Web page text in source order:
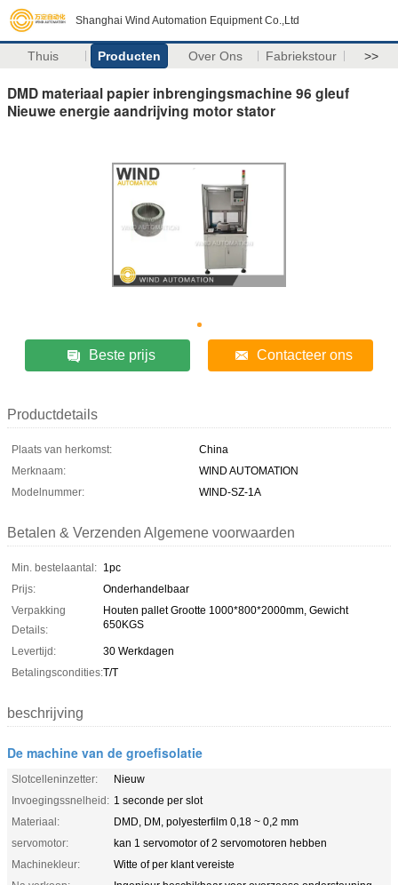
Shanghai Wind Automation Equipment Co.,Ltd
Thuis Producten Over Ons Fabriekstour >>
DMD materiaal papier inbrengingsmachine 96 gleuf
Nieuwe energie aandrijving motor stator
Beste prijs Contacteer ons
Productdetails
Plaats van herkomst:
China
Merknaam:
WIND AUTOMATION
Modelnummer:
WIND-SZ-1A
Betalen & Verzenden Algemene voorwaarden
Min. bestelaantal: 1pc
Prijs:
Onderhandelbaar
Verpakking
Details:
Houten pallet Grootte 1000*800*2000mm, Gewicht
650KGS
Levertijd:
30 Werkdagen
Betalingscondities:T/T
beschrijving
De machine van de groefisolatie
Slotcelleninzetter:
Nieuw
Invoegingssnelheid: 1 seconde per slot
Materiaal:
DMD, DM, polyesterfilm 0,18 ~ 0,2 mm
servomotor:
kan 1 servomotor of 2 servomotoren hebben
Machinekleur:
Witte of per klant vereiste